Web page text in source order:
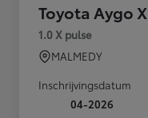
Toyota Aygo X
1.0 X pulse
MALMEDY
Inschrijvingsdatum
04-2026